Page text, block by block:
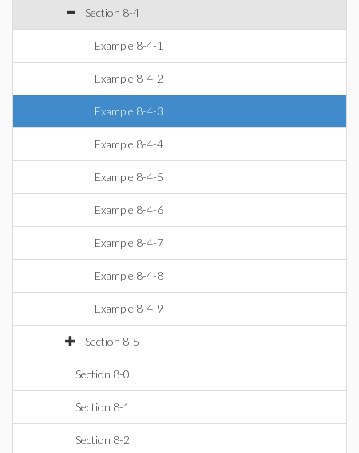
Section 8-4
Example 8-4-1
Example 8-4-2
Example 8-4-3
Example 8-4-4
Example 8-4-5
Example 8-4-6
Example 8-4-7
Example 8-4-8
Example 8-4-9
Section 8-5
Section 8-0
Section 8-1
Section 8-2